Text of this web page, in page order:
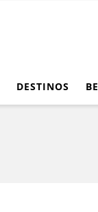
DESTINOS